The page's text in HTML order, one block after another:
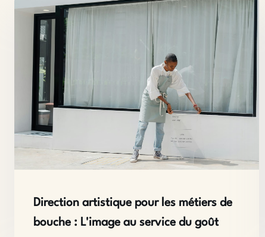
Direction artistique pour les métiers de
bouche : L'image au service du goût